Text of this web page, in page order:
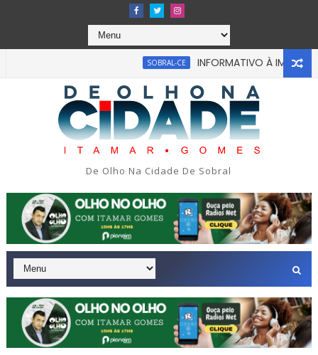
SOBRAL-CE
INFORMATIVO À IMPRENSA
em tragédia na tarde da última segunda-feira 13/07/
De Olho Na Cidade De Sobral